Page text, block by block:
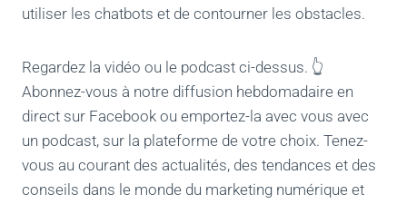
utiliser les chatbots et de contourner les obstacles.
Regardez la vidéo ou le podcast ci-dessus. 👆
Abonnez-vous à notre diffusion hebdomadaire en
direct sur Facebook ou emportez-la avec vous avec
un podcast, sur la plateforme de votre choix. Tenez-
vous au courant des actualités, des tendances et des
conseils dans le monde du marketing numérique et